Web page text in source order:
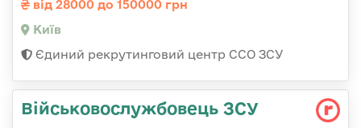
від 28000 до 150000 грн
Київ
Єдиний рекрутинговий центр ССО ЗСУ
Військовослужбовець ЗСУ